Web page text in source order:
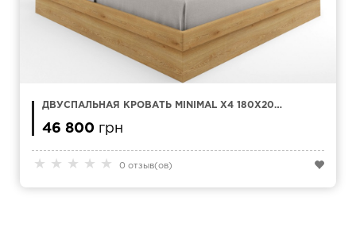
★ ★ ★ ★ ★ 0 отзыв(ов)
ДВУСПАЛЬНАЯ КРОВАТЬ MINIMAL X4 180X200
46 800 грн